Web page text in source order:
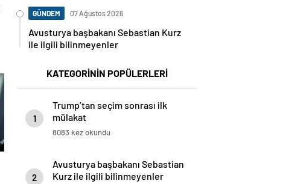
GÜNDEM 07 Ağustos 2026
Avusturya başbakanı Sebastian Kurz
ile ilgili bilinmeyenler
KATEGORİNİN POPÜLERLERİ
1
Trump’tan seçim sonrası ilk
mülakat
8083 kez okundu
2
Avusturya başbakanı Sebastian
Kurz ile ilgili bilinmeyenler